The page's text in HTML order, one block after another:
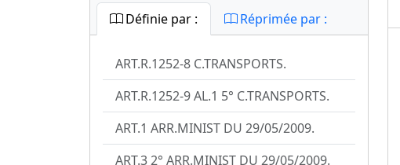
Définie par : Réprimée par :
ART.R.1252-8 C.TRANSPORTS.
ART.R.1252-9 AL.1 5° C.TRANSPORTS.
ART.1 ARR.MINIST DU 29/05/2009.
ART.3 2° ARR.MINIST DU 29/05/2009.